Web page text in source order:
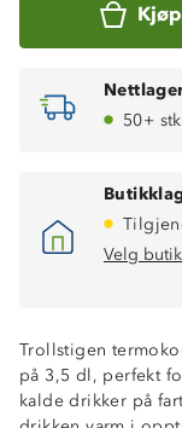
Kjøp
50+ stk
Velg
Trollstigen
på 3,5 dl, perfekt
kalde drikker på